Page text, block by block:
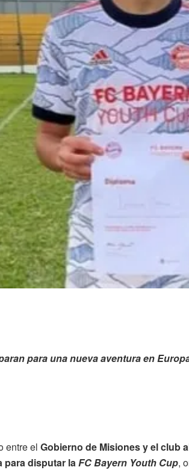
para una nueva aventura en
entre el Gobierno de Misiones y el club
para disputar laFC Bayern Youth Cup,